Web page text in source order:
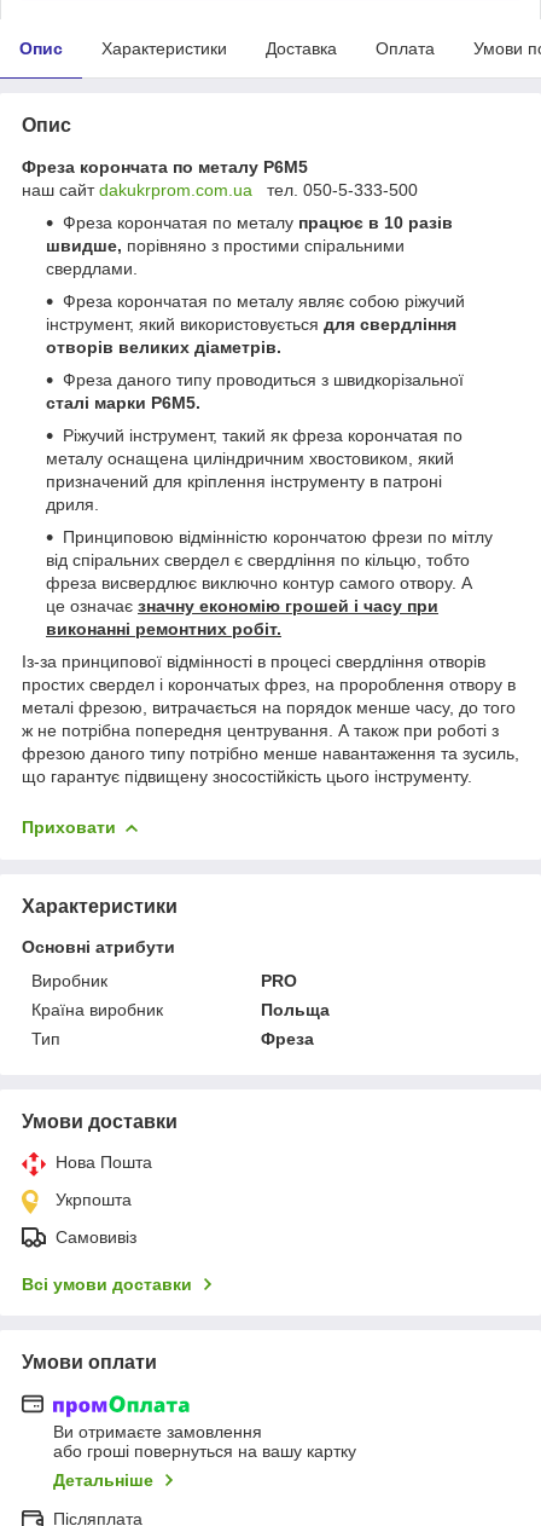
Опис Характеристики Доставка Оплата Умови
Опис
Фреза корончата по металу Р6М5
наш сайтdakukrprom.com.ua тел. 050-5-333-500
Фреза корончатая по металу працює в 10 разів
швидше, порівняно з простими спіральними
свердлами.
Фреза корончатая по металу являє собою ріжучий
інструмент, який використовується для свердління
отворів великих діаметрів.
Фреза даного типу проводиться з швидкорізальної
сталі марки Р6М5.
Ріжучий інструмент, такий як фреза корончатая по
металу оснащена циліндричним хвостовиком, який
призначений для кріплення інструменту в патроні
дриля.
Принциповою відмінністю корончатою фрези по мітлу
від спіральних свердел є свердління по кільцю, тобто
фреза висвердлює виключно контур самого отвору. А
це означає значну економію грошей і часу при
виконанні ремонтних робіт.
Із-за принципової відмінності в процесі свердління отворів
простих свердел і корончатых фрез, на пророблення отвору в
металі фрезою, витрачається на порядок менше часу, до того
ж не потрібна попередня центрування. А також при роботі з
фрезою даного типу потрібно менше навантаження та зусиль,
що гарантує підвищену зносостійкість цього інструменту.
Приховати
Характеристики
Основні атрибути
Виробник
PRO
Країна виробник
Польща
Тип
Фреза
Умови доставки
Нова Пошта
Укрпошта
Самовивіз
Всі умови доставки
Умови оплати
Ви отримаєте замовлення
або гроші повернуться на вашу картку
Детальніше
Післяплата